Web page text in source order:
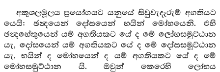
අකුශලමූලය ප්‍රයෝගයට යනුයේ සිවුවැදෑරුම් අගතියට
යෙයි: ඡන්‍දයෙන් දෝසයෙන් භයින් මෝහයෙනි. එහි
ඡන්‍දහේතුයෙන් යම් අගතියකට යේ ද මේ ලෝභසමුට්ඨාන
යැ, දෝසයෙන් යම් අගතියකට යේ ද මේ දෝසසමූට්ඨාන
යැ, භයින් ද මෝහයෙන් ද යම් අගතියකට යේ ද මේ
මෝහසමුට්ඨාන යි. ඔවුන් කෙරෙහි ලෝභය